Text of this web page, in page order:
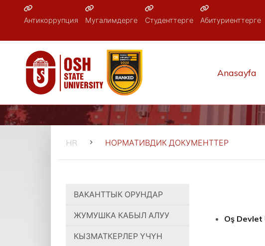
Антикоррупция Мугалимдерге Студенттерге Абитуриенттерге
Anasayfa
HR НОРМАТИВДИК ДОКУМЕНТТЕР
ВАКАНТТЫК ОРУНДАР
ЖУМУШКА КАБЫЛ АЛУУ
КЫЗМАТКЕРЛЕР ҮЧҮН
Oş